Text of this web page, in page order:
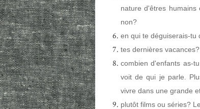
nature d'êtres humains
non?
en qui te déguiserais-tu
tes dernières
combien d'enfants as-
voit de qui je parle.
vivre dans une grande
plutôt films ou séries?